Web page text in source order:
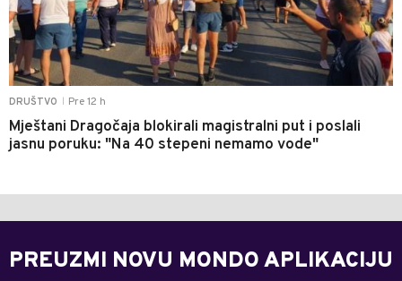
DRUŠTVO Pre 12 h
Mještani Dragočaja blokirali magistralni put i poslali
jasnu poruku: "Na 40 stepeni nemamo vode"
PREUZMI NOVU MONDO APLIKACIJU